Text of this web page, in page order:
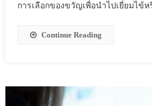
การเลือกของขวัญเพื่อนำไปเยี่ยมไข้
Continue Reading